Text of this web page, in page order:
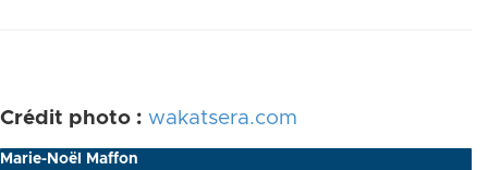
Crédit photo : wakatsera.com
Marie-Noël Maffon